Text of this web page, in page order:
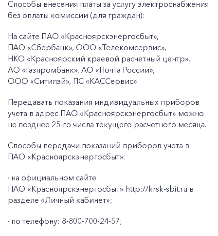
+7-800-700-24-57
Заказать обратный звонок
Частным клиентам
Корпоративным клиентам
Способы внесения платы за услугу электроснабжения
без оплаты комиссии (для граждан):
На сайте ПАО «Красноярскэнергосбыт»,
ПАО «Сбербанк», ООО «Телекомсервис»,
НКО «Красноярский краевой расчетный центр»,
АО «Газпромбанк», АО «Почта России»,
ООО «Ситипэй», ПС «КАССервис».
Передавать показания индивидуальных приборов
учета в адрес ПАО «Красноярскэнергосбыт» можно
не позднее 25-го числа текущего расчетного месяца.
Способы передачи показаний приборов учета в
ПАО «Красноярскэнергосбыт»:
· на официальном сайте
ПАО «Красноярскэнергосбыт» http://krsk-sbit.ru в
разделе «Личный кабинет»;
· по телефону: 8-800-700-24-57;